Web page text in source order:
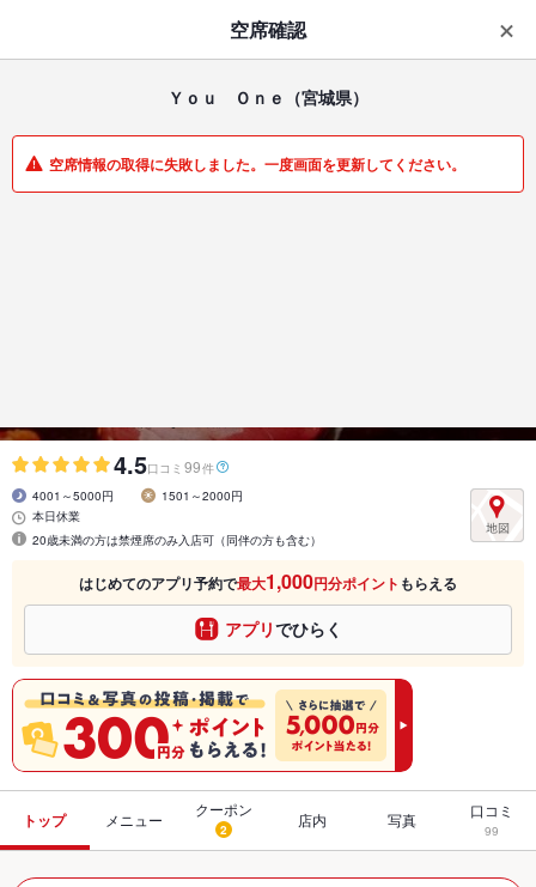
はじめてのアプリ予約で最大1,000円分ポイントもらえる
ダウンロード アプリで開く
一覧 マイメニュー
4.5口コミ 99件
4001～5000円
1501～2000円
本日休業
20歳未満の方は禁煙席のみ入店可（同伴の方も含む）
はじめてのアプリ予約で最大1,000円分ポイント もらえる
アプリでひらく
トップ メニュー
クーポン
2 店内 写真 口コミ
99
空席確認
Ｙｏｕ Ｏｎｅ （宮城県）
空席情報の取得に失敗しました。一度画面を更新してください。